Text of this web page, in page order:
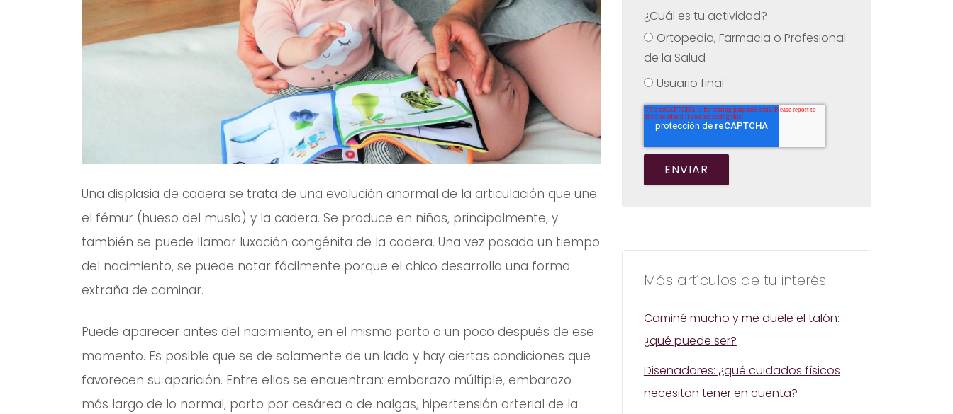
Una displasia de cadera se trata de una evolución anormal de la articulación que une
el fémur (hueso del muslo) y la cadera. Se produce en niños, principalmente, y
también se puede llamar luxación congénita de la cadera. Una vez pasado un tiempo
del nacimiento, se puede notar fácilmente porque el chico desarrolla una forma
extraña de caminar.
Puede aparecer antes del nacimiento, en el mismo parto o un poco después de ese
momento. Es posible que se de solamente de un lado y hay ciertas condiciones que
favorecen su aparición. Entre ellas se encuentran: embarazo múltiple, embarazo
más largo de lo normal, parto por cesárea o de nalgas, hipertensión arterial de la
¿Cuál es tu actividad?
Ortopedia, Farmacia o Profesional
de la Salud
Usuario final
Más artículos de tu interés
Caminé mucho y me duele el talón:
¿qué puede ser?
Diseñadores: ¿qué cuidados físicos
necesitan tener en cuenta?